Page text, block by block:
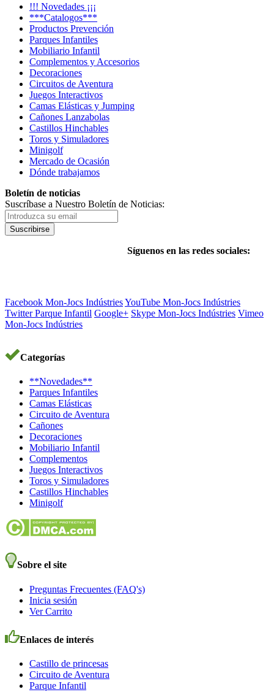
!!! Novedades ¡¡¡
***Catalogos***
Productos Prevención
Parques Infantiles
Mobiliario Infantil
Complementos y Accesorios
Decoraciones
Circuitos de Aventura
Juegos Interactivos
Camas Elásticas y Jumping
Cañones Lanzabolas
Castillos Hinchables
Toros y Simuladores
Minigolf
Mercado de Ocasión
Dónde trabajamos
Boletín de noticias
Suscríbase a Nuestro Boletín de Noticias:
Suscribirse
Síguenos en las redes sociales:
Facebook Mon-Jocs IndústriesYouTube Mon-Jocs Indústries
Twitter Parque Infantil Google+ Skype Mon-Jocs Indústries Vimeo
Mon-Jocs Indústries
Categorías
**Novedades**
Parques Infantiles
Camas Elásticas
Circuito de Aventura
Cañones
Decoraciones
Mobiliario Infantil
Complementos
Juegos Interactivos
Toros y Simuladores
Castillos Hinchables
Minigolf
Sobre el site
Preguntas Frecuentes (FAQ's)
Inicia sesión
Ver Carrito
Enlaces de interés
Castillo de princesas
Circuito de Aventura
Parque Infantil